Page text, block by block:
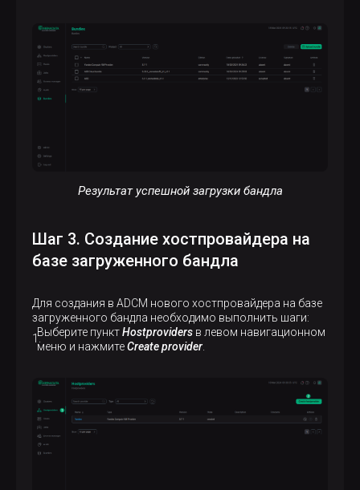
Результат успешной загрузки бандла
Шаг 3. Создание хостпровайдера на
базе загруженного бандла
Для создания в ADCM нового хостпровайдера на базе
загруженного бандла необходимо выполнить шаги:
Выберите пунктHostproviders в левом навигационном
меню и нажмитеCreate provider